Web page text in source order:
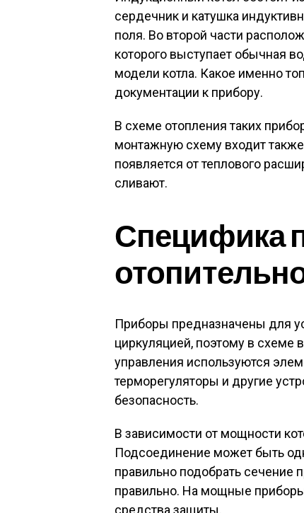
сердечник и катушка
поля. Во второй части
которого выступает обычная
модели котла. Какое именно
документации к прибору.
В схеме отопления таких
монтажную схему входит
появляется от теплового
сливают.
Специфика
Приборы предназначены для
циркуляцией, поэтому в схеме
управления используются
терморегуляторы и другие
безопасность.
В зависимости от мощности
Подсоединение может быть
правильно подобрать сечение
правильно. На мощные
средства защиты.